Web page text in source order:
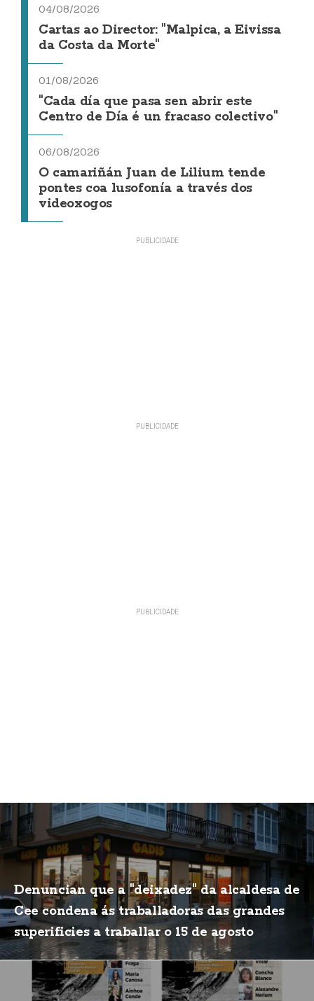
04/08/2026
Cartas ao Director: "Malpica, a Eivissa
da Costa da Morte"
01/08/2026
"Cada día que pasa sen abrir este
Centro de Día é un fracaso colectivo"
06/08/2026
O camariñán Juan de Lilium tende
pontes coa lusofonía a través dos
videoxogos
Denuncian que a "deixadez" da alcaldesa de
Cee condena ás traballadoras das grandes
superificies a traballar o 15 de agosto